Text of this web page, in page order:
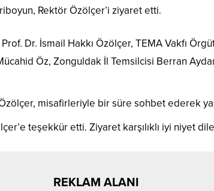
Rektör Özölçer’i ziyaret etti.
Dr. İsmail Hakkı Özölçer, TEMA Vakfı
Öz, Zonguldak İl Temsilcisi Berran
misafirleriyle bir süre sohbet ederek
teşekkür etti. Ziyaret karşılıklı iyi niyet
REKLAM ALANI